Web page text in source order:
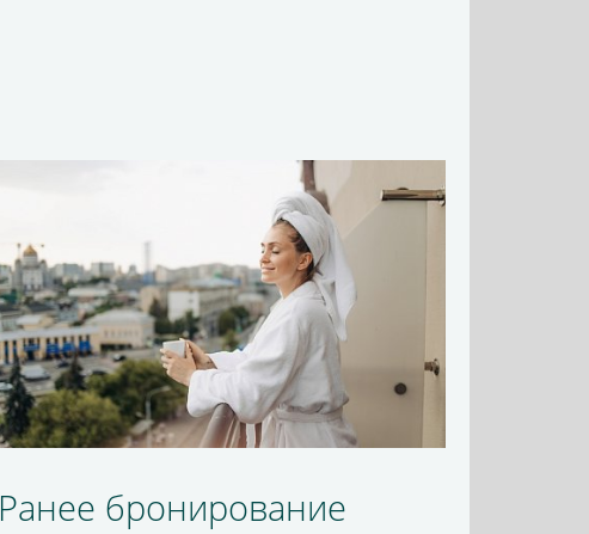
Ранее бронирование